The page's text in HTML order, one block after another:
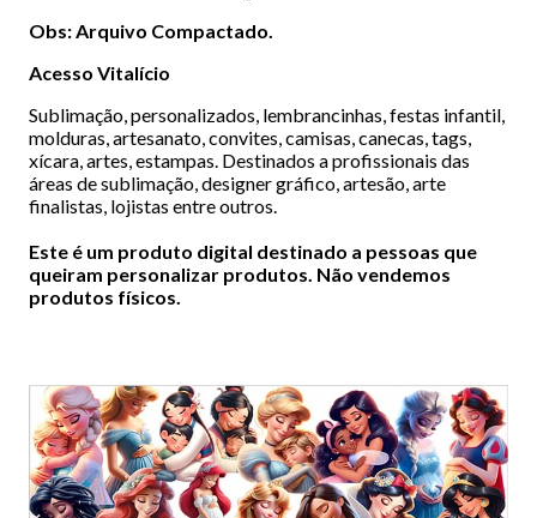
Obs: Arquivo Compactado.
Acesso Vitalício
Sublimação, personalizados, lembrancinhas, festas infantil,
molduras, artesanato, convites, camisas, canecas, tags,
xícara, artes, estampas. Destinados a profissionais das
áreas de sublimação, designer gráfico, artesão, arte
finalistas, lojistas entre outros.
Este é um produto digital destinado a pessoas que
queiram personalizar produtos. Não vendemos
produtos físicos.